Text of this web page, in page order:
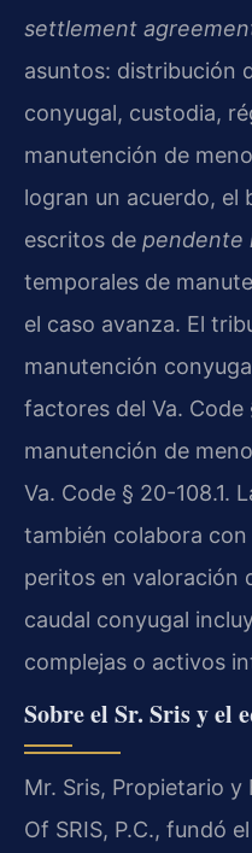
settlement
asuntos: distribución
conyugal, custodia,
manutención de
logran un acuerdo, el
escritos de pendente
temporales de
el caso avanza. El
manutención
factores del Va. Code
manutención de
Va. Code § 20-108.1.
también colabora
peritos en valoración
caudal conyugal
complejas o activos
Sobre el Sr. Sris y el
Mr. Sris, Propietario
Of SRIS, P.C., fundó